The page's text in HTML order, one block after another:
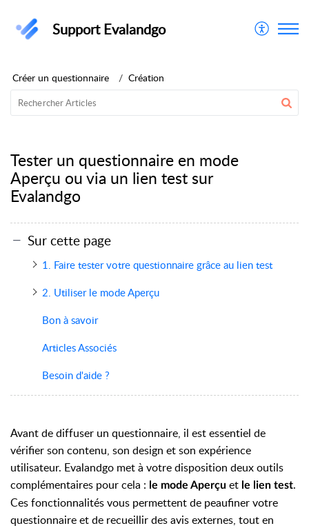
Support Evalandgo
Créer un questionnaire Création
Tester un questionnaire en mode
Aperçu ou via un lien test sur
Evalandgo
Sur cette page
1. Faire tester votre questionnaire grâce au lien test
2. Utiliser le mode Aperçu
Bon à savoir
Articles Associés
Besoin d'aide ?
Avant de diffuser un questionnaire, il est essentiel de
vérifier son contenu, son design et son expérience
utilisateur. Evalandgo met à votre disposition deux outils
complémentaires pour cela : le mode Aperçu et le lien test.
Ces fonctionnalités vous permettent de peaufiner votre
questionnaire et de recueillir des avis externes, tout en